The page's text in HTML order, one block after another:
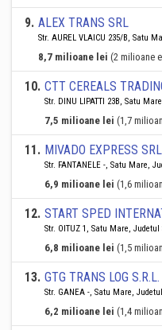
9. ALEX TRANS SRL
Str. AUREL VLAICU 235/B, Satu
8,7 milioane lei (2 milioane
10. CTT CEREALS
Str. DINU LIPATTI 23B, Satu
7,5 milioane lei (1,7
11. MIVADO EXPRESS SRL
Str. FANTANELE -, Satu Mare,
6,9 milioane lei (1,6
12. START SPED
Str. OITUZ 1, Satu Mare,
6,8 milioane lei (1,5
13. GTG TRANS LOG S.R.L.
Str. GANEA -, Satu Mare,
6,2 milioane lei (1,4